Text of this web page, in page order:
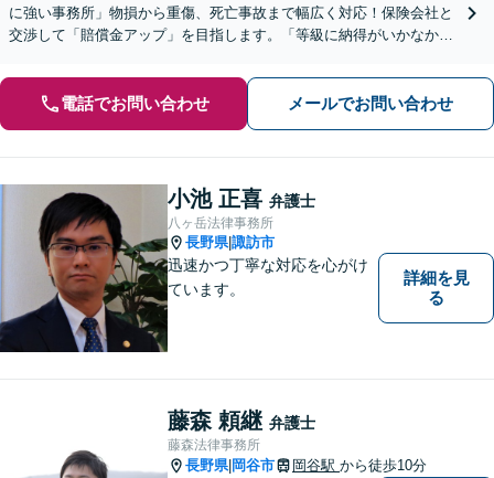
に強い事務所」物損から重傷、死亡事故まで幅広く対応！保険会社と
交渉して「賠償金アップ」を目指します。「等級に納得がいかなかっ
電話でお問い合わせ メールでお問い合わせ
小池 正喜 弁護士
八ヶ岳法律事務所
長野県|諏訪市
迅速かつ丁寧な対応を心がけ
ています。
詳細を見
る
藤森 頼継 弁護士
藤森法律事務所
長野県| 岡谷市 岡谷駅 から徒歩10分